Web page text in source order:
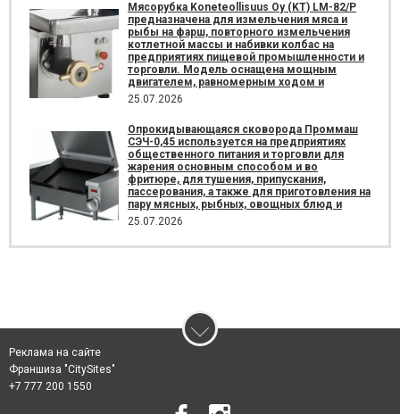
Мясорубка Koneteollisuus Oy (KT)​ LM-82/P
предназначена для измельчения мяса и
рыбы на фарш, повторного измельчения
котлетной массы и набивки колбас на
предприятиях пищевой промышленности и
торговли. Модель оснащена мощным
двигателем, равномерным ходом и
25.07.2026
Опрокидывающаяся сковорода Проммаш
СЭЧ-0,45 используется на предприятиях
общественного питания и торговли для
жарения основным способом и во
фритюре, для тушения, припускания,
пассерования, а также для приготовления на
пару мясных, рыбных, овощных блюд и
25.07.2026
Реклама на сайте
Франшиза "CitySites"
+7 777 200 1550